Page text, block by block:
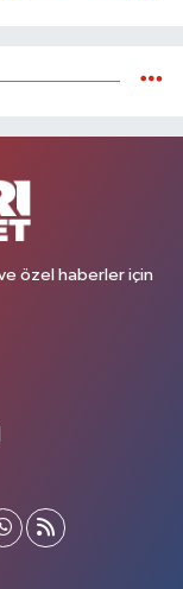
özel haberler için